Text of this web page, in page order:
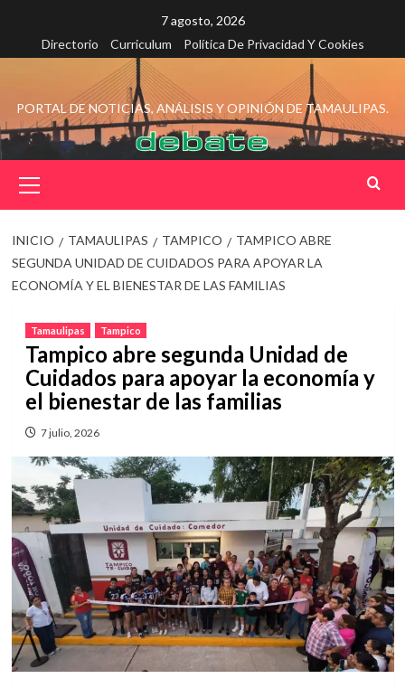
contenido
7 agosto, 2026
Directorio
Curriculum Política De Privacidad Y Cookies
PORTAL DE NOTICIAS, ANÁLISIS Y OPINIÓN DE TAMAULIPAS.
principal
INICIO TAMAULIPAS TAMPICO
TAMPICO ABRE
SEGUNDA UNIDAD DE CUIDADOS PARA APOYAR LA
ECONOMÍA Y EL BIENESTAR DE LAS FAMILIAS
Tamaulipas Tampico
Tampico abre segunda Unidad de
Cuidados para apoyar la economía y
el bienestar de las familias
7 julio, 2026